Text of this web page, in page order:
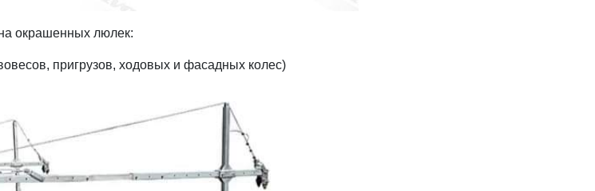
окрашенных люлек:
пригрузов, ходовых и фасадных колес)